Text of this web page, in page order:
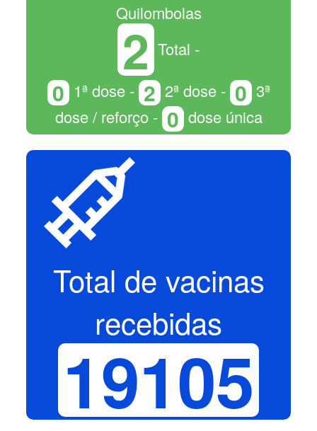
Quilombolas
2 Total -
0 1ª dose - 2 2ª dose - 0 3ª
dose / reforço - 0 dose única
Total de vacinas
recebidas
19105